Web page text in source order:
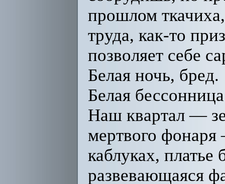
прошлом
труда, как-то
позволяет себе
Белая ночь, бред.
Белая
Наш квартал —
мертвого
каблуках, платье
развевающаяся